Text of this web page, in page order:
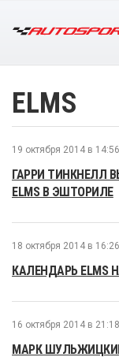
ELMS
19 октября 2014 в 14:56
ГАРРИ ТИНКНЕЛЛ
ELMS В ЭШТОРИЛЕ
18 октября 2014 в 16:26
КАЛЕНДАРЬ ELMS
16 октября 2014 в 21:18
МАРК